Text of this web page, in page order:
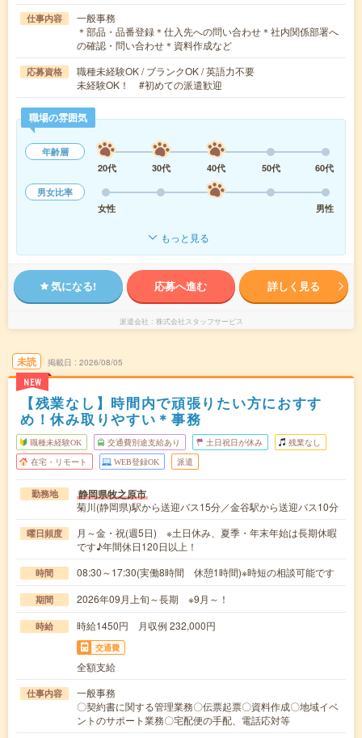
仕事内容
一般事務
＊部品・品番登録＊仕入先への問い合わせ＊社内関係部署へ
の確認・問い合わせ＊資料作成など
応募資格
職種未経験OK / ブランクOK / 英語力不要
未経験OK！ #初めての派遣歓迎
職場の雰囲気
年齢層
20代
30代 40代 50代
60代
男女比率
女性
男性
もっと見る
気になる! 応募へ進む 詳しく見る
派遣会社 株式会社スタッフサービス
未読
NEW
掲載日 2026/08/05
【残業なし】時間内で頑張りたい方におすす
め！休み取りやすい＊事務
職種未経験OK 交通費別途支給あり 土日祝日が休み 残業なし
在宅・リモート WEB登録OK 派遣
勤務地 静岡県牧之原市
菊川(静岡県)駅から送迎バス15分／金谷駅から送迎バス10分
曜日頻度
月～金・祝(週5日) ※土日休み、夏季・年末年始は長期休暇
です♪年間休日120日以上！
時間 08:30～17:30(実働8時間 休憩1時間)※時短の相談可能です
期間 2026年09月上旬～長期 ※9月～！
時給 時給1450円 月収例 232,000円
交通費
全額支給
仕事内容
一般事務
〇契約書に関する管理業務〇伝票起票〇資料作成〇地域イベ
ントのサポート業務〇宅配便の手配、電話応対等